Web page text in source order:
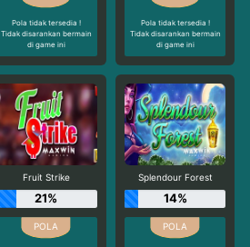
Pola tidak tersedia !
Tidak disarankan bermain
di game ini
Pola tidak tersedia !
Tidak disarankan bermain
di game ini
Fruit Strike
21%
Splendour Forest
14%